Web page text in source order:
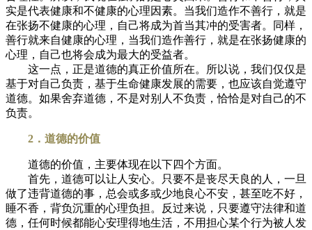
实是代表健康和不健康的心理因素。当我们造作不善行，就是
在张扬不健康的心理，自己将成为首当其冲的受害者。同样，
善行就来自健康的心理，当我们造作善行，就是在张扬健康的
心理，自己也将会成为最大的受益者。
这一点，正是道德的真正价值所在。所以说，我们仅仅是
基于对自己负责，基于生命健康发展的需要，也应该自觉遵守
道德。如果舍弃道德，不是对别人不负责，恰恰是对自己的不
负责。
2．道德的价值
道德的价值，主要体现在以下四个方面。
首先，道德可以让人安心。只要不是丧尽天良的人，一旦
做了违背道德的事，总会或多或少地良心不安，甚至吃不好，
睡不香，背负沉重的心理负担。反过来说，只要遵守法律和道
德，任何时候都能心安理得地生活，不用担心某个行为被人发